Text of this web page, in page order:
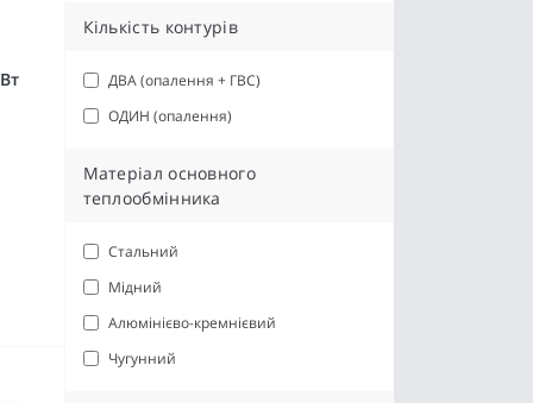
Кількість контурів
ДВА (опалення + ГВС)
ОДИН (опалення)
Матеріал основного
теплообмінника
Стальний
Мідний
Алюмінієво-кремнієвий
Чугунний